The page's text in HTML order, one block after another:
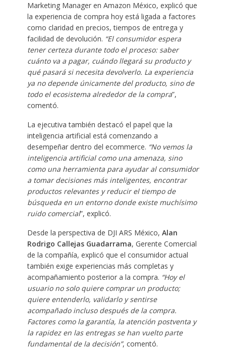
Marketing Manager en Amazon México, explicó que
la experiencia de compra hoy está ligada a factores
como claridad en precios, tiempos de entrega y
facilidad de devolución. “El consumidor espera
tener certeza durante todo el proceso: saber
cuánto va a pagar, cuándo llegará su producto y
qué pasará si necesita devolverlo. La experiencia
ya no depende únicamente del producto, sino de
todo el ecosistema alrededor de la compra”,
comentó.
La ejecutiva también destacó el papel que la
inteligencia artificial está comenzando a
desempeñar dentro del ecommerce. “No vemos la
inteligencia artificial como una amenaza, sino
como una herramienta para ayudar al consumidor
a tomar decisiones más inteligentes, encontrar
productos relevantes y reducir el tiempo de
búsqueda en un entorno donde existe muchísimo
ruido comercial”, explicó.
Desde la perspectiva de DJI ARS México, Alan
Rodrigo Callejas Guadarrama, Gerente Comercial
de la compañía, explicó que el consumidor actual
también exige experiencias más completas y
acompañamiento posterior a la compra. “Hoy el
usuario no solo quiere comprar un producto;
quiere entenderlo, validarlo y sentirse
acompañado incluso después de la compra.
Factores como la garantía, la atención postventa y
la rapidez en las entregas se han vuelto parte
fundamental de la decisión”, comentó.